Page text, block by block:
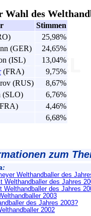
Wahl des
Stimmen
25,98%
(GER)
24,65%
(ISL)
13,04%
(FRA)
9,75%
(RUS)
8,67%
(SLO)
6,76%
4,46%
6,68%
zum
Welthandballer des
Welthandballer des Jahres
Welthandballer des Jahres
2003
des Jahres 2003?
2002